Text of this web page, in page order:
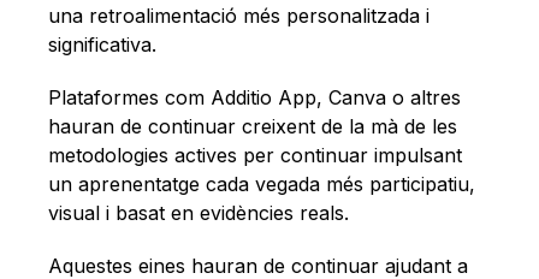
una retroalimentació més personalitzada i
significativa.
Plataformes com Additio App, Canva o altres
hauran de continuar creixent de la mà de les
metodologies actives per continuar impulsant
un aprenentatge cada vegada més participatiu,
visual i basat en evidències reals.
Aquestes eines hauran de continuar ajudant a